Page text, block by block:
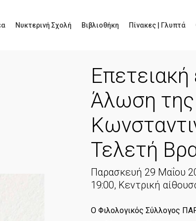
Νυκτερινή Σχολή Βιβλιοθήκη Πίνακες | Γλυπτά
Άλωση της
Τελετή
Παρασκευή 29 Μαΐου
19:00, Κεντρική
Ο Φιλολογικός Σύλλογος